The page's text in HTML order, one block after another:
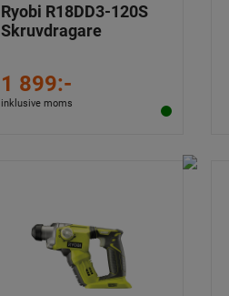
Ryobi R18DD3-120S
Skruvdragare
1 899:-
inklusive moms